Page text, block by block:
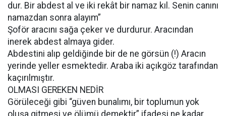
dur. Bir abdest al ve iki rekât bir namaz kıl. Senin canını
namazdan sonra alayım”
Şoför aracını sağa çeker ve durdurur. Aracından
inerek abdest almaya gider.
Abdestini alıp geldiğinde bir de ne görsün (!) Aracın
yerinde yeller esmektedir. Araba iki açıkgöz tarafından
kaçırılmıştır.
OLMASI GEREKEN NEDİR
Görüleceği gibi “güven bunalımı, bir toplumun yok
oluşa gitmesi ve ölümü demektir” ifadesi ne kadar